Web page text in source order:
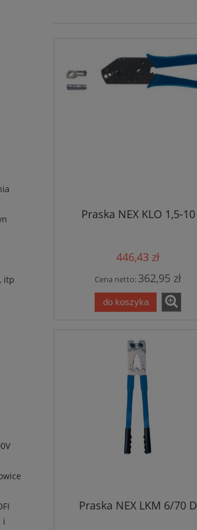
itp
i
Praska NEX KLO 1,5-10
446,43 zł
Cena netto: 362,95 zł
do koszyka
Praska NEX LKM 6/70 D